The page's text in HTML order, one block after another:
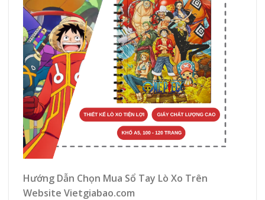
Hướng Dẫn Chọn Mua Sổ Tay Lò Xo Trên
Website Vietgiabao.com